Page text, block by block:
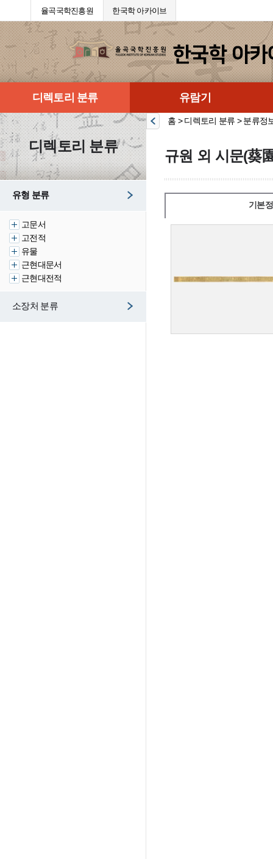
율곡국학진흥원 한국학 아카이브
디렉토리 분류 유람기
디렉토리 분류
유형 분류
고문서
고전적
유물
근현대문서
근현대전적
소장처 분류
홈 > 디렉토리 분류 > 분류정
규원 외 시문(葵
기본